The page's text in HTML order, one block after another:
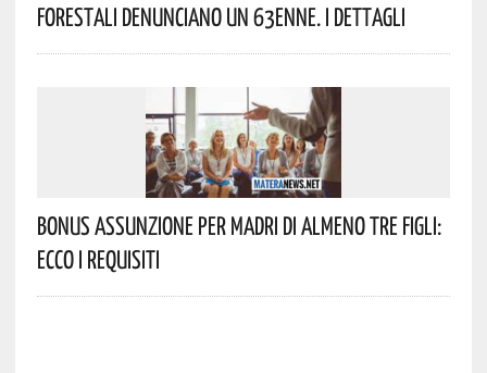
Forestali Denunciano Un 63enne. I Dettagli
Bonus Assunzione Per Madri Di Almeno Tre Figli:
Ecco I Requisiti